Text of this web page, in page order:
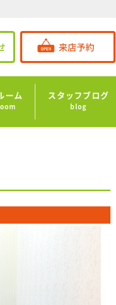
ーム スタッフブログ
blog